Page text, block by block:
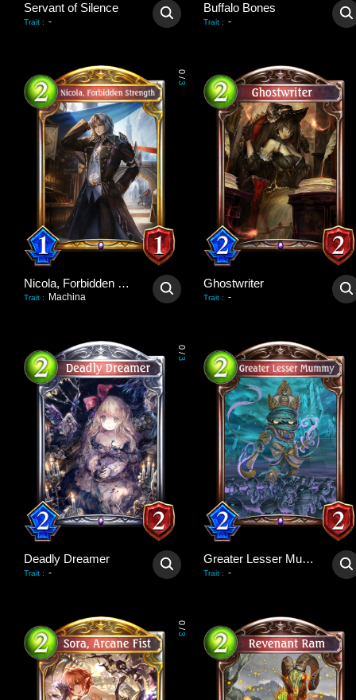
Servant of Silence
Trait : -
Buffalo Bones
Trait : -
0
/
3
Nicola, Forbidden Strength
Trait : Machina
Ghostwriter
Trait : -
0
/
3
Deadly Dreamer
Trait : -
Greater Lesser Mummy
Trait : -
0
/
3